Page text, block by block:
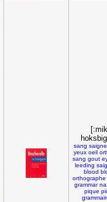
sang saigne
yeux oeil
sang gout
leeding
blood
orthographe
grammar
pique